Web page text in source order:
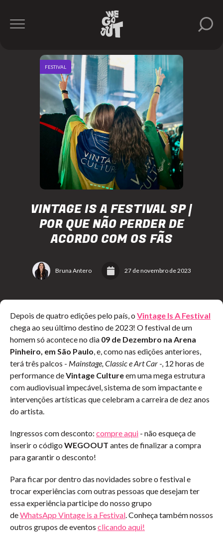
VINTAGE IS A FESTIVAL SP |
POR QUE NÃO PERDER DE
ACORDO COM OS FÃS
Bruna Antero 27 de novembro de 2023
FESTIVAL
Depois de quatro edições pelo país, o Vintage Is A Festival
chega ao seu último destino de 2023! Ofestival de um
homem só acontece no dia 09 de Dezembro na Arena
Pinheiro, em São Paulo, e, como nas edições anteriores,
terátrês palcos - Mainstage, Classic e Art Car -, 12 horas de
performance deVintage Cultureem uma mega estrutura
com audiovisual impecável, sistema de som impactante e
intervenções artísticas que celebram a carreira de dez anos
do artista.
Ingressos com desconto: compre aqui - não esqueça de
inserir o código WEGOOUT antes de finalizar a compra
para garantir o desconto!
Para ficar por dentro das novidades sobre o festival e
trocar experiências com outras pessoas que desejam ter
essa experiência participe do nosso grupo
deWhatsApp Vintage is a Festival. Conheça também nossos
outros grupos de eventos clicando aqui!